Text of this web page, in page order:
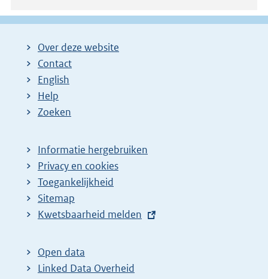
Over deze website
Contact
English
Help
Zoeken
Informatie hergebruiken
Privacy en cookies
Toegankelijkheid
Sitemap
E
t
e
Kwetsbaarheid melden
Open data
Linked Data Overheid